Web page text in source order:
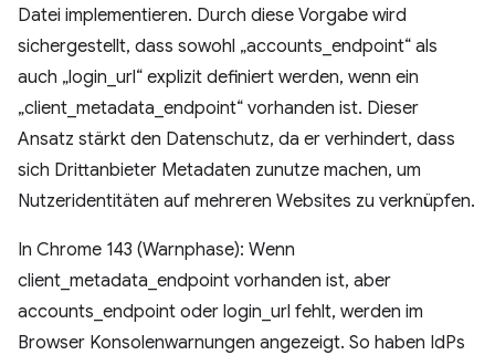
Datei implementieren. Durch diese Vorgabe wird
sichergestellt, dass sowohl „accounts_endpoint“ als
auch „login_url“ explizit definiert werden, wenn ein
„client_metadata_endpoint“ vorhanden ist. Dieser
Ansatz stärkt den Datenschutz, da er verhindert, dass
sich Drittanbieter Metadaten zunutze machen, um
Nutzeridentitäten auf mehreren Websites zu verknüpfen.
In Chrome 143 (Warnphase): Wenn
client_metadata_endpoint vorhanden ist, aber
accounts_endpoint oder login_url fehlt, werden im
Browser Konsolenwarnungen angezeigt. So haben IdPs